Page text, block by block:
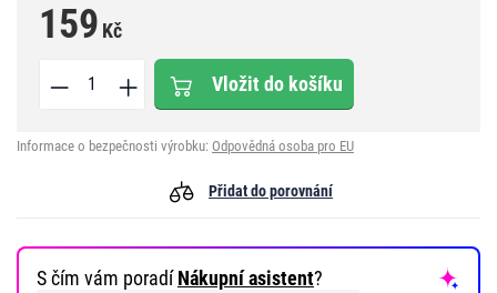
159 Kč
Vložit do košíku
Informace o bezpečnosti výrobku: Odpovědná osoba pro EU
Přidat do porovnání
S čím vám poradíNákupní asistent?